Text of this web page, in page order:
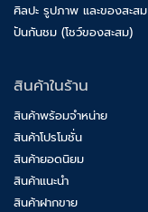
ศิลปะ รูปภาพ และของสะสม
ปันกันชม (โชว์ของสะสม)
สินค้าในร้าน
สินค้าพร้อมจำหน่าย
สินค้าโปรโมชั่น
สินค้ายอดนิยม
สินค้าแนะนำ
สินค้าฝากขาย